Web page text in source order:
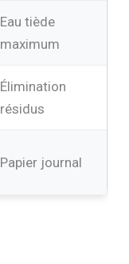
Eau tiède
maximum
Élimination
résidus
Papier journal